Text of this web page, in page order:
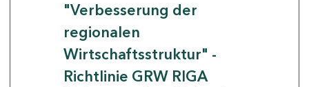
"Verbesserung der
regionalen
Wirtschaftsstruktur" -
Richtlinie GRW RIGA